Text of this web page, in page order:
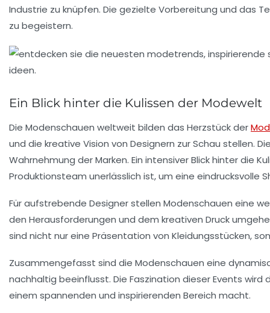
Industrie zu knüpfen. Die gezielte Vorbereitung und das
zu begeistern.
Ein Blick hinter die Kulissen der Modewelt
Die Modenschauen weltweit bilden das Herzstück der
und die kreative Vision von Designern zur Schau stellen.
Wahrnehmung der Marken. Ein intensiver Blick hinter die
Produktionsteam unerlässlich ist, um eine eindrucksvolle
Für aufstrebende Designer stellen Modenschauen eine
den Herausforderungen und dem kreativen Druck
sind nicht nur eine Präsentation von Kleidungsstücken,
Zusammengefasst sind die Modenschauen eine
nachhaltig beeinflusst. Die Faszination dieser Events
einem spannenden und inspirierenden Bereich macht.